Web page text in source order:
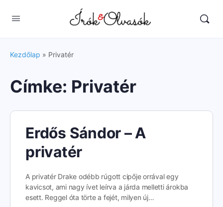
Kezdőlap » Privatér
Címke: Privatér
Erdős Sándor – A
privatér
A privatér Drake odébb rúgott cipője orrával egy
kavicsot, ami nagy ívet leírva a járda melletti árokba
esett. Reggel óta törte a fejét, milyen új…